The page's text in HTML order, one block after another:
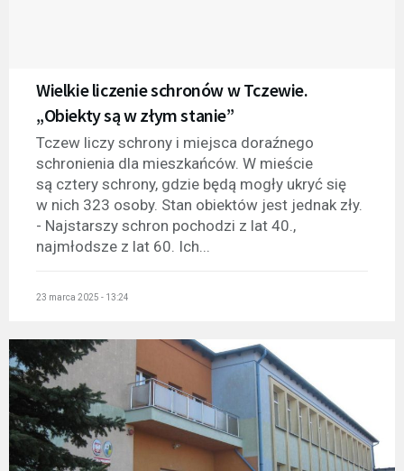
Wielkie liczenie schronów w Tczewie.
„Obiekty są w złym stanie”
Tczew liczy schrony i miejsca doraźnego
schronienia dla mieszkańców. W mieście
są cztery schrony, gdzie będą mogły ukryć się
w nich 323 osoby. Stan obiektów jest jednak zły.
- Najstarszy schron pochodzi z lat 40.,
najmłodsze z lat 60. Ich...
23 marca 2025 - 13:24